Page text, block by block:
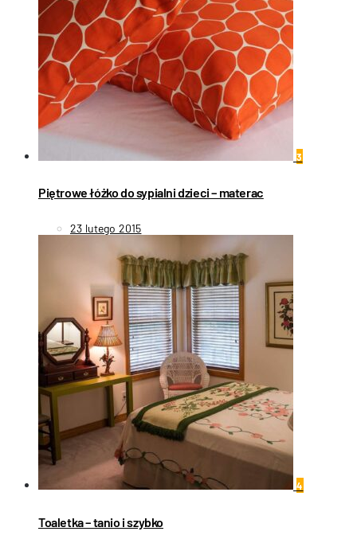
3
Piętrowe łóżko do sypialni dzieci – materac
23 lutego 2015
4
Toaletka – tanio i szybko